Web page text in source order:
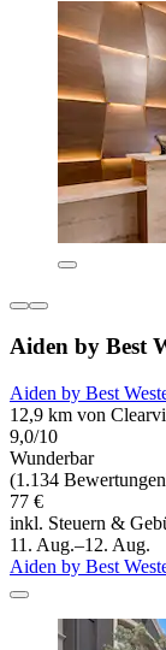
Aiden by Best
Aiden by Best
12,9 km von
9,0/10
Wunderbar
(1.134
77 €
inkl. Steuern &
11. Aug.–12. Aug.
Aiden by Best